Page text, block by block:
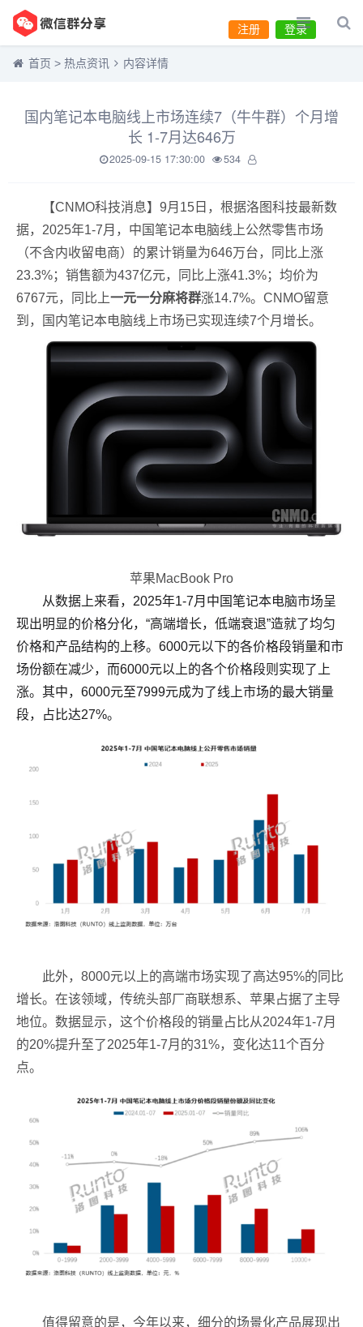
登录
注册
首页 > 热点资讯 内容详情
国内笔记本电脑线上市场连续7（牛牛群）个月增
长 1-7月达646万
2025-09-15 17:30:00 534
【CNMO科技消息】9月15日，根据洛图科技最新数
据，2025年1-7月，中国笔记本电脑线上公然零售市场
（不含内收留电商）的累计销量为646万台，同比上涨
23.3%；销售额为437亿元，同比上涨41.3%；均价为
6767元，同比上一元一分麻将群涨14.7%。CNMO留意
到，国内笔记本电脑线上市场已实现连续7个月增长。
苹果MacBook Pro
从数据上来看，2025年1-7月中国笔记本电脑市场呈
现出明显的价格分化，“高端增长，低端衰退”造就了均匀
价格和产品结构的上移。6000元以下的各价格段销量和市
场份额在减少，而6000元以上的各个价格段则实现了上
涨。其中，6000元至7999元成为了线上市场的最大销量
段，占比达27%。
此外，8000元以上的高端市场实现了高达95%的同比
增长。在该领域，传统头部厂商联想系、苹果占据了主导
地位。数据显示，这个价格段的销量占比从2024年1-7月
的20%提升至了2025年1-7月的31%，变化达11个百分
点。
值得留意的是，今年以来，细分的场景化产品展现出